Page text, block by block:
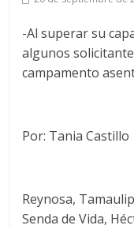
-Al superar su
algunos
campamento
Por: Tania Castillo
Reynosa,
Senda de Vida,